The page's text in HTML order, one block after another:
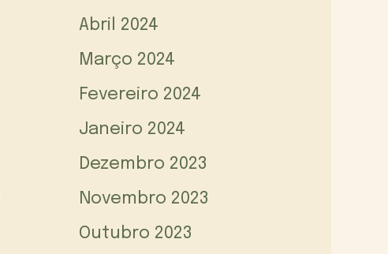
Abril 2024
Março 2024
Fevereiro 2024
Janeiro 2024
Dezembro 2023
Novembro 2023
Outubro 2023